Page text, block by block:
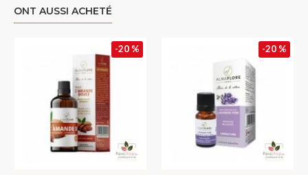
ONT AUSSI ACHETÉ
-20 % -20 %